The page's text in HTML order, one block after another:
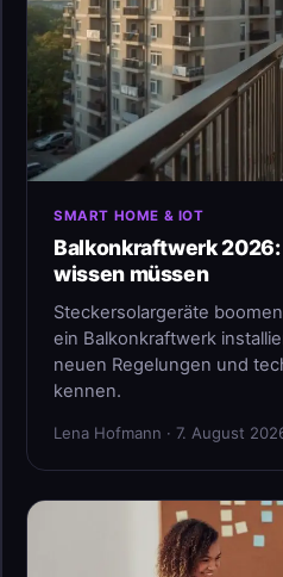
SMART HOME & IOT
Balkonkraftwerk
wissen müssen
Steckersolargeräte
ein Balkonkraftwerk
neuen Regelungen und
kennen.
Lena Hofmann · 7. August